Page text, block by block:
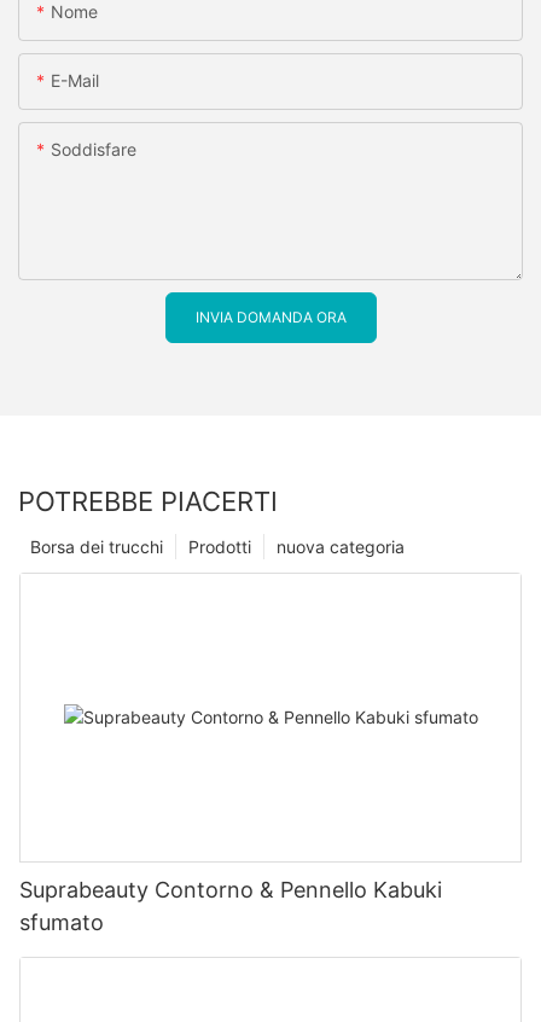
Nome
E-Mail
Soddisfare
INVIA DOMANDA ORA
POTREBBE PIACERTI
nuova categoria
Prodotti
Borsa dei trucchi
Suprabeauty Contorno & Pennello Kabuki
sfumato